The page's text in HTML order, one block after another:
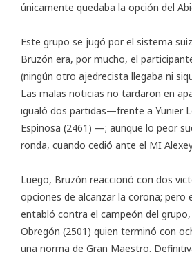
únicamente quedaba la opción del
Este grupo se jugó por el sistema
Bruzón era, por mucho, el
(ningún otro ajedrecista llegaba ni
Las malas noticias no tardaron en
igualó dos partidas—frente a Yunier
Espinosa (2461) —; aunque lo peor
ronda, cuando cedió ante el MI
Luego, Bruzón reaccionó con dos
opciones de alcanzar la corona; pero
entabló contra el campeón del grupo,
Obregón (2501) quien terminó con
una norma de Gran Maestro.